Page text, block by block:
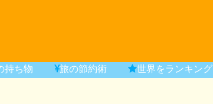
持ち物 旅の節約術 世界をランキング